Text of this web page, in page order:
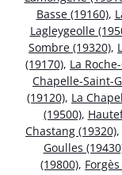
Basse (19160),
Lagleygeolle
Sombre (19320),
(19170), La
Chapelle-Saint-
(19120), La
(19500),
Chastang (19320),
Goulles
(19800),